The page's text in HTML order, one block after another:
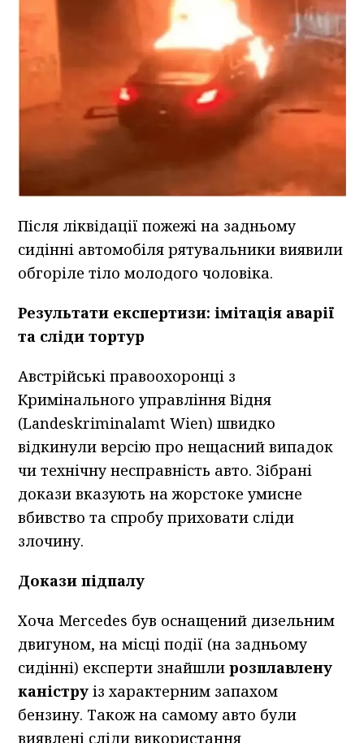
Після ліквідації пожежі на задньому
сидінні автомобіля рятувальники виявили
обгоріле тіло молодого чоловіка.
Результати експертизи: імітація аварії
та сліди тортур
Австрійські правоохоронці з
Кримінального управління Відня
(Landeskriminalamt Wien) швидко
відкинули версію про нещасний випадок
чи технічну несправність авто. Зібрані
докази вказують на жорстоке умисне
вбивство та спробу приховати сліди
злочину.
Докази підпалу
Хоча Mercedes був оснащений дизельним
двигуном, на місці події (на задньому
сидінні) експерти знайшлирозплавлену
каністру із характерним запахом
бензину. Також на самому авто були
виявлені сліди використання